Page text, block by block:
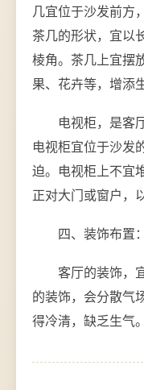
几宜位于沙发前方
茶几的形状，宜以
棱角。茶几上宜摆
果、花卉等，增添
电视柜，是客
电视柜宜位于沙发
迫。电视柜上不宜
正对大门或窗户，
四、装饰布置
客厅的装饰，
的装饰，会分散气
得冷清，缺乏生气。